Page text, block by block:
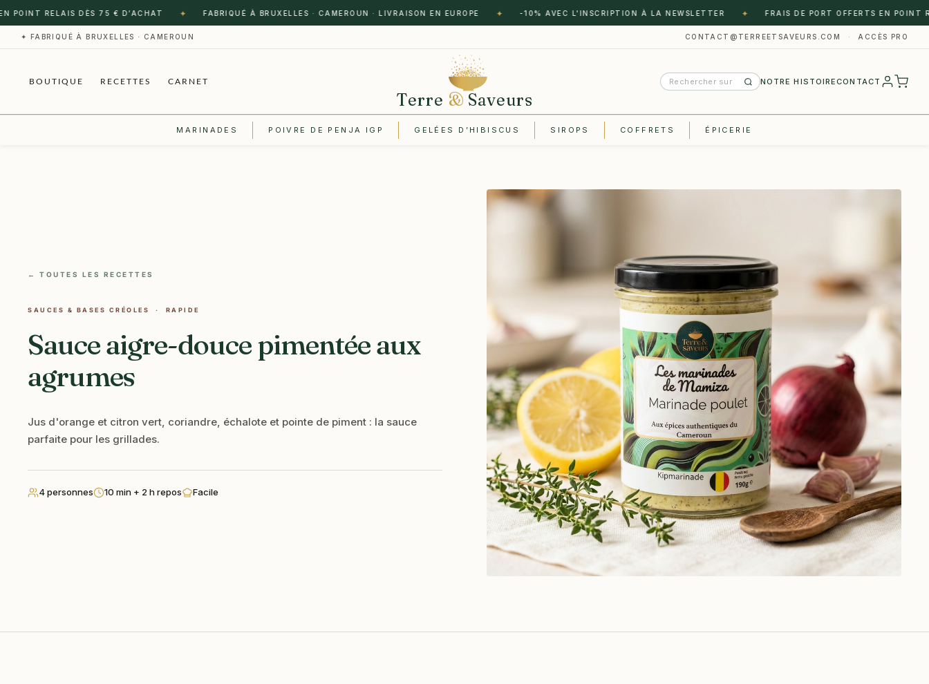
RELAIS DÈS 75 € D’ACHAT ✦ FABRIQUÉ À BRUXELLES · CAMEROUN · LIVRAISON EN EUROPE ✦ -10% AVEC L'INSCRIPTION À LA NEWSLETTER ✦ FRAIS DE PORT OFFERTS EN POINT
✦ FABRIQUÉ À BRUXELLES · CAMEROUN CONTACT@TERREETSAVEURS.COM · ACCÈS PRO
BOUTIQUE RECETTES CARNET
Terre & Saveurs
NOTRE HISTOIRECONTACT
MARINADES POIVRE DE PENJA IGP GELÉES D’HIBISCUS SIROPS COFFRETS ÉPICERIE
← TOUTES LES RECETTES
SAUCES & BASES CRÉOLES · RAPIDE
Sauce aigre-douce pimentée aux
agrumes
Jus d'orange et citron vert, coriandre, échalote et pointe de piment : la sauce
parfaite pour les grillades.
4 personnes 10 min + 2 h repos Facile